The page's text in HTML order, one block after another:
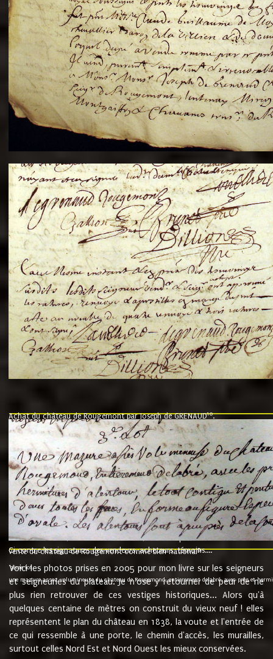
Achat du château de Rougemont par Joseph de GRENAUD10.
"l'an mil six cent soixante treze le ving neuvième jour du mois de
nommé fut présent Messire Claude Guillaume de Moyriat chevalier baron
vend, purement simplement et irrevocablement a monseigneur monsieur
et chavannes conseiller du roy au parlement de Bourgogne, present et
que le dit seigneur Baron de la Vellière a sur ses hommes, indivisables et
de la Velliere tout ainsi et comme le dit seigneur Baron et ses
présent......"
suivent les rentes, donation des terriers, etc... au prix de 880 livre louis
Ci contre les signatures des vendeurs, acheteurs, témoins....
vente du château de Rougemont comme bien national9.
"3ème lot
une mazure assez volumineuse du chateau de Rougemond, entierement delabré, avec près et
Voici les photos prises en 2005 pour mon livre sur les seigneurs
et seigneuries du plateau. Je n'ose y retourner de peur de ne
plus rien retrouver de ces vestiges historiques... Alors qu'à
quelques centaine de mètres on construit du vieux neuf ! elles
représentent le plan du château en 1838, la voute et l'entrée de
ce qui ressemble à une porte, le chemin d'accès, les murailles,
surtout celles Nord Est et Nord Ouest les mieux conservées.